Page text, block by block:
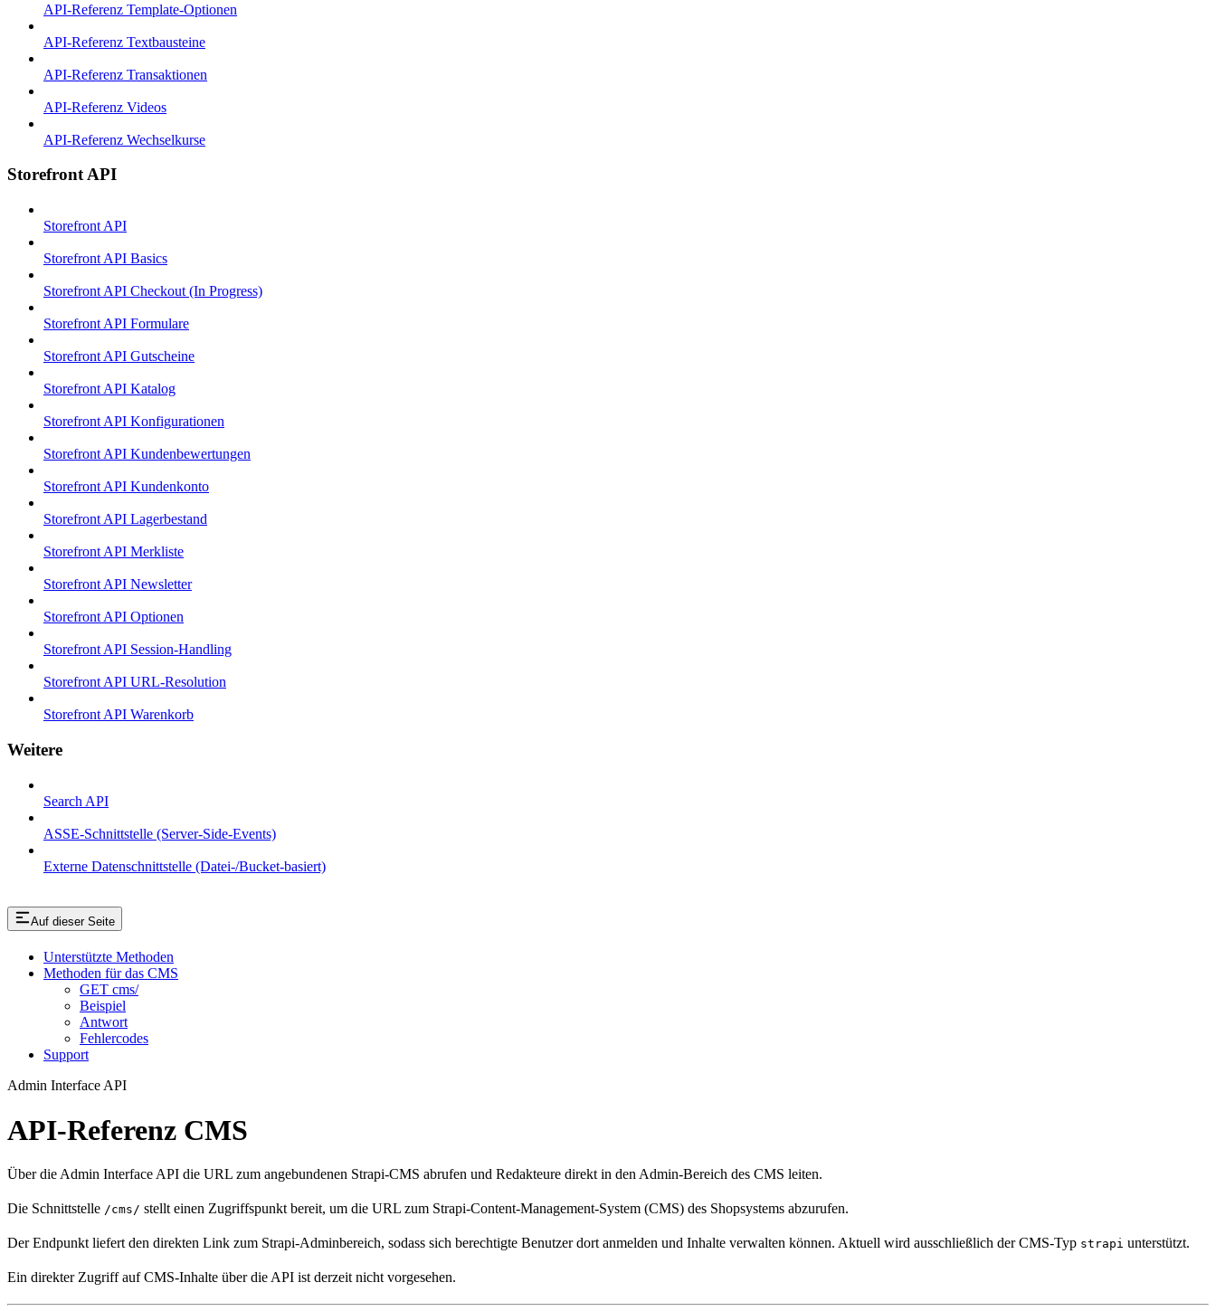
API-Referenz Template-Optionen
API-Referenz Textbausteine
API-Referenz Transaktionen
API-Referenz Videos
API-Referenz Wechselkurse
Storefront API
Storefront API
Storefront API Basics
Storefront API Checkout (In Progress)
Storefront API Formulare
Storefront API Gutscheine
Storefront API Katalog
Storefront API Konfigurationen
Storefront API Kundenbewertungen
Storefront API Kundenkonto
Storefront API Lagerbestand
Storefront API Merkliste
Storefront API Newsletter
Storefront API Optionen
Storefront API Session-Handling
Storefront API URL-Resolution
Storefront API Warenkorb
Weitere
Search API
ASSE-Schnittstelle (Server-Side-Events)
Externe Datenschnittstelle (Datei-/Bucket-basiert)
Auf dieser Seite
Unterstützte Methoden
Methoden für das CMS
GET cms/
Beispiel
Antwort
Fehlercodes
Support
Admin Interface API
API-Referenz CMS
Über die Admin Interface API die URL zum angebundenen Strapi-CMS abrufen und Redakteure direkt in den Admin-Bereich des CMS leiten.
Die Schnittstelle /cms/ stellt einen Zugriffspunkt bereit, um die URL zum Strapi-Content-Management-System (CMS) des Shopsystems abzurufen.
Der Endpunkt liefert den direkten Link zum Strapi-Adminbereich, sodass sich berechtigte Benutzer dort anmelden und Inhalte verwalten können. Aktuell wird ausschließlich der CMS-Typ strapi unterstützt.
Ein direkter Zugriff auf CMS-Inhalte über die API ist derzeit nicht vorgesehen.